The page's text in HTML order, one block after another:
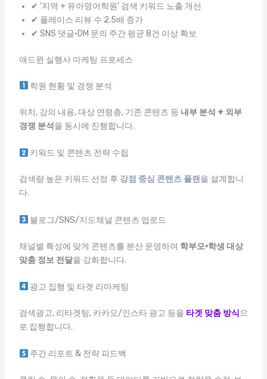
✔ ‘지역 + 유아영어학원’ 검색 키워드 노출 개선
✔ 플레이스 리뷰 수 2.5배 증가
✔ SNS 댓글·DM 문의 주간 평균 8건 이상 확보
애드윈 실행사 마케팅 프로세스
학원 현황 및 경쟁 분석
위치, 강의 내용, 대상 연령층, 기존 콘텐츠 등 내부 분석 + 외부
경쟁 분석 을 동시에 진행합니다.
키워드 및 콘텐츠 전략 수립
검색량 높은 키워드 선정 후 강점 중심 콘텐츠 플랜을 설계합니
다.
블로그/SNS/지도채널 콘텐츠 업로드
채널별 특성에 맞게 콘텐츠를 분산 운영하여 학부모·학생 대상
맞춤 정보 전달을 강화합니다.
광고 집행 및 타겟 리마케팅
검색광고, 리타겟팅, 카카오/인스타 광고 등을 타겟 맞춤 방식으
로 집행합니다.
주간 리포트 & 전략 피드백